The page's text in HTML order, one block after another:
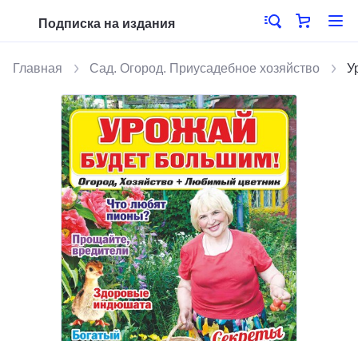
Подписка на издания
Главная Сад. Огород. Приусадебное хозяйство